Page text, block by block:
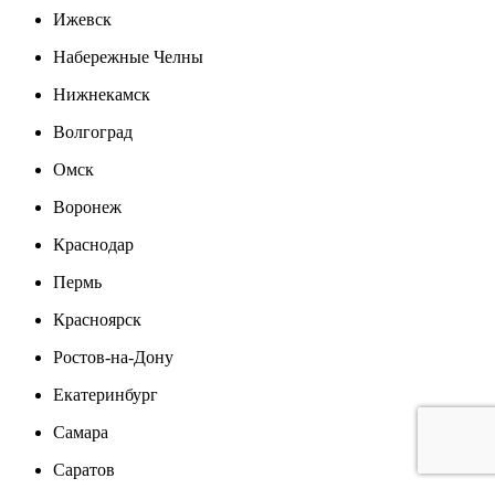
Ижевск
Набережные Челны
Нижнекамск
Волгоград
Омск
Воронеж
Краснодар
Пермь
Красноярск
Ростов-на-Дону
Екатеринбург
Самара
Саратов